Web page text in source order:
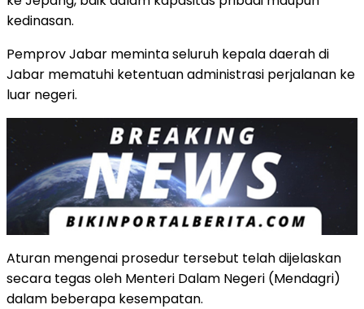
kedinasan.
Pemprov Jabar meminta seluruh kepala daerah di
Jabar mematuhi ketentuan administrasi perjalanan ke
luar negeri.
Aturan mengenai prosedur tersebut telah dijelaskan
secara tegas oleh Menteri Dalam Negeri (Mendagri)
dalam beberapa kesempatan.